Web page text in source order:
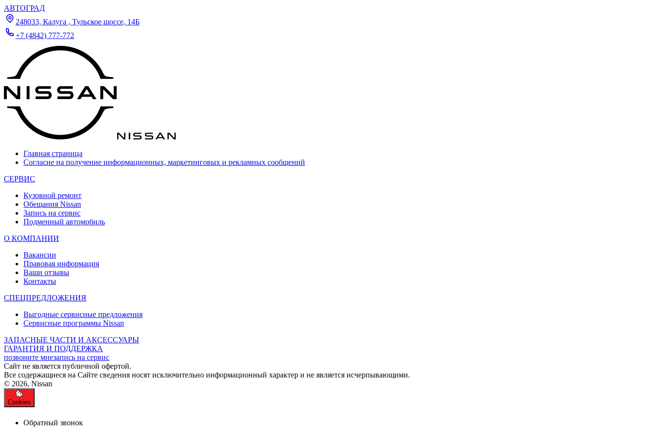
АВТОГРАД
248033, Калуга , Тульское шоссе, 14Б
+7 (4842) 777-772
Главная страница
Согласие на получение информационных, маркетинговых и рекламных сообщений
СЕРВИС
Кузовной ремонт
Обещания Nissan
Запись на сервис
Подменный автомобиль
О КОМПАНИИ
Вакансии
Правовая информация
Ваши отзывы
Контакты
СПЕЦПРЕДЛОЖЕНИЯ
Выгодные сервисные предложения
Сервисные программы Nissan
ЗАПАСНЫЕ ЧАСТИ И АКСЕССУАРЫ
ГАРАНТИЯ И ПОДДЕРЖКА
позвоните мнезапись на сервис
Cайт не является публичной офертой.
Все содержащиеся на Сайте сведения носят исключительно информационный характер и не является исчерпывающими.
© 2026, Nissan
Cookies
Обратный звонок